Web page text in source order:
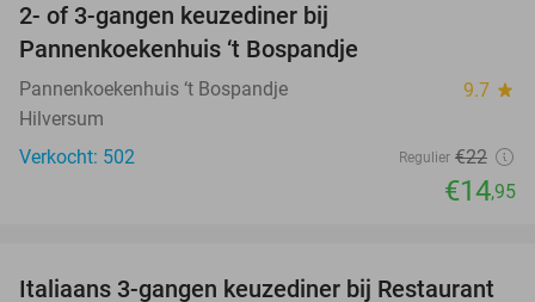
2- of 3-gangen keuzediner bij
Pannenkoekenhuis ‘t Bospandje
Pannenkoekenhuis ‘t Bospandje 9.7 star
Hilversum
Verkocht: 502
Regulier €22
€14,95
Italiaans 3-gangen keuzediner bij Restaurant